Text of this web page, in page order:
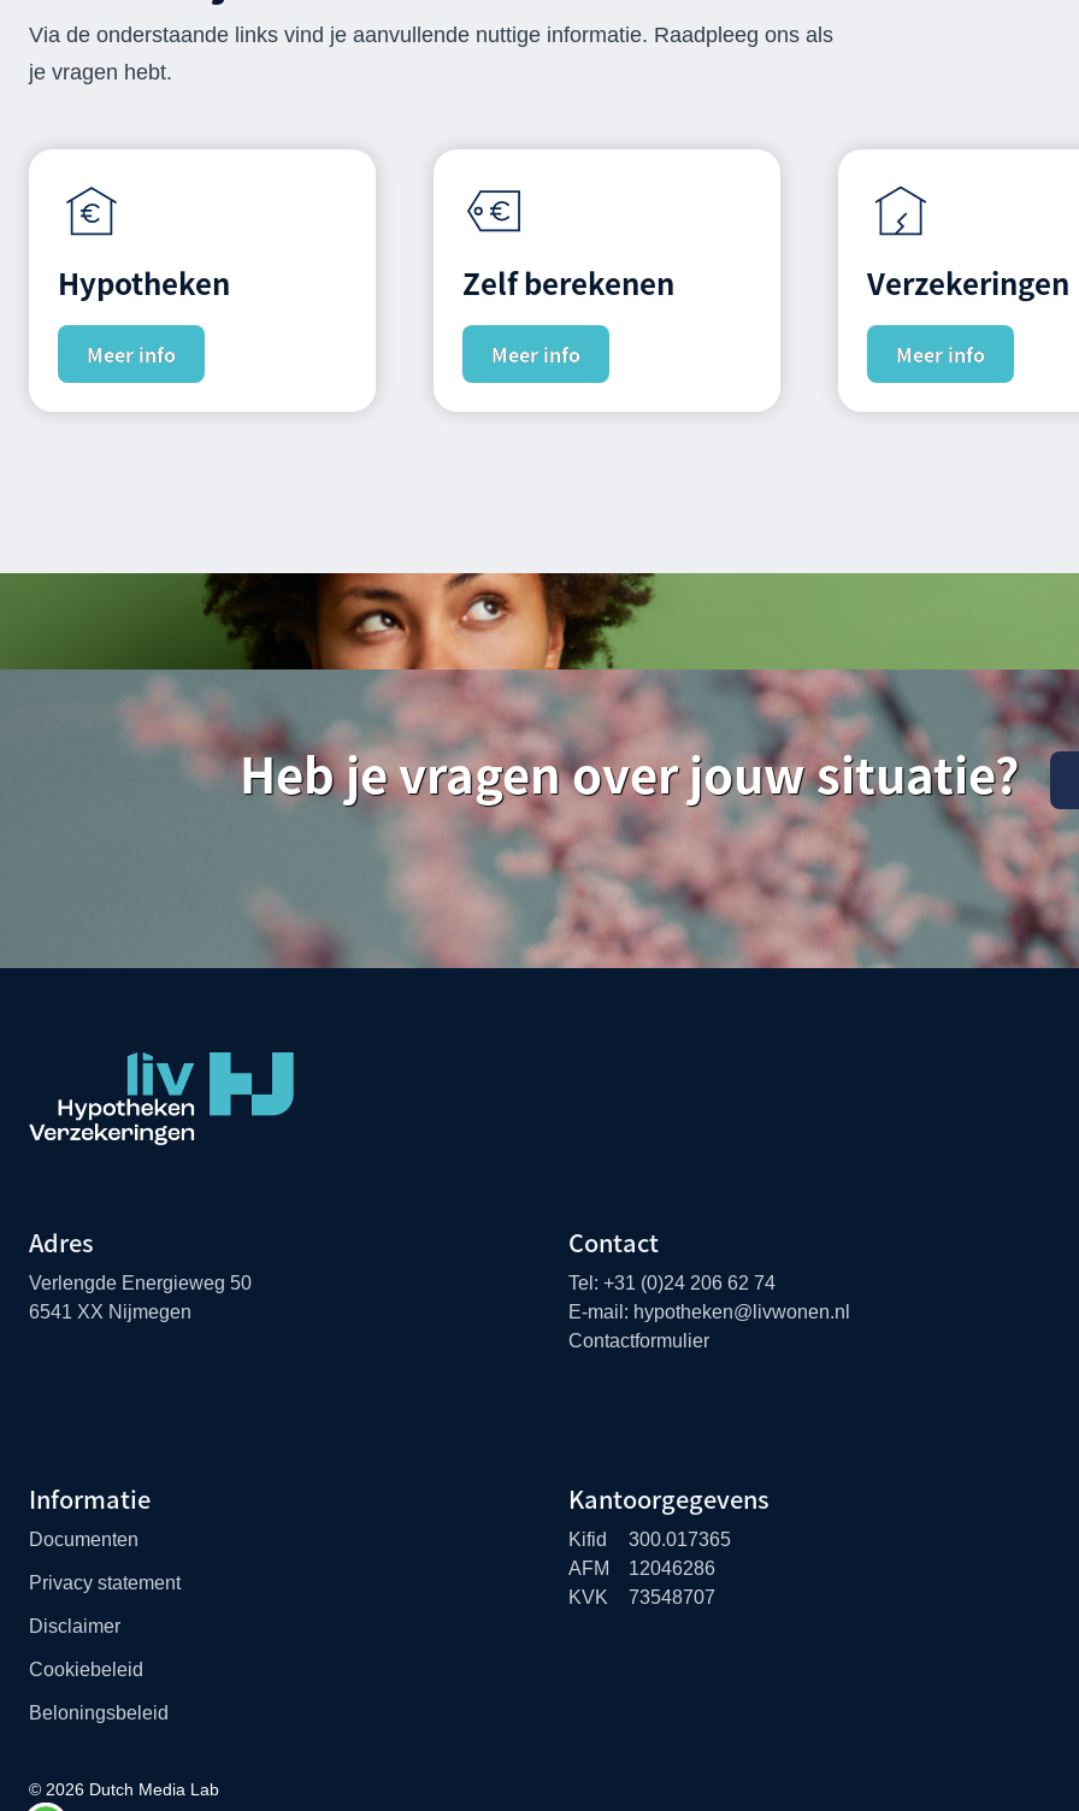
Via de onderstaande links vind je aanvullende nuttige informatie. Raadpleeg ons als
je vragen hebt.
Hypotheken
Meer info
Zelf berekenen
Meer info
Verzekeringen
Meer info
Heb je vragen over jouw situatie?
Adres
Verlengde Energieweg 50
6541 XX Nijmegen
Contact
Tel: +31 (0)24 206 62 74
E-mail: hypotheken@livwonen.nl
Contactformulier
Informatie
Documenten
Privacy statement
Disclaimer
Cookiebeleid
Beloningsbeleid
Kantoorgegevens
Kifid
300.017365
AFM
12046286
KVK
73548707
© 2026 Dutch Media Lab